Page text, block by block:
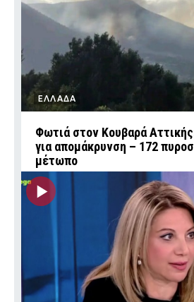
ΕΛΛΑΔΑ
Φωτιά στον Κουβαρά
για απομάκρυνση – 172
μέτωπο